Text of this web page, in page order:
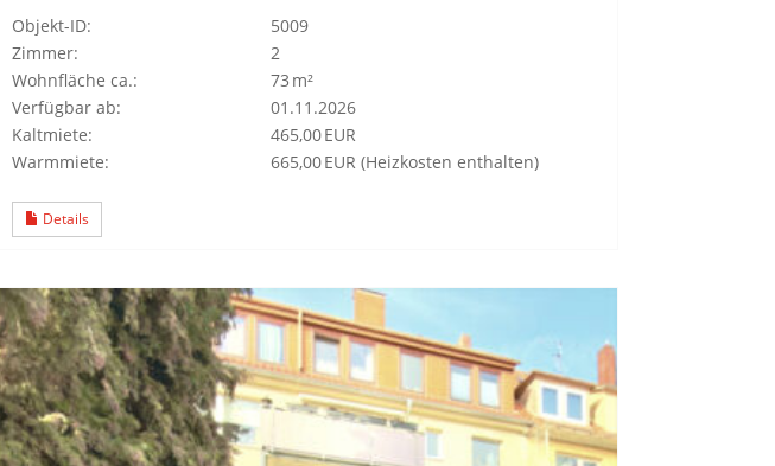
Objekt-ID:
5009
Zimmer:
2
Wohnfläche ca.:
73 m²
Verfügbar ab:
01.11.2026
Kaltmiete:
465,00 EUR
Warmmiete:
665,00 EUR (Heizkosten enthalten)
Details